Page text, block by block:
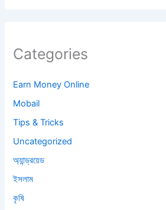
Categories
Earn Money Online
Mobail
Tips & Tricks
Uncategorized
অ্যান্ড্রয়েড
ইসলাম
কৃষি